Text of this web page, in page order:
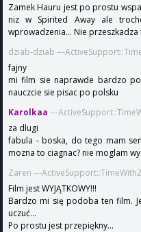
Zamek Hauru jest po prostu
niz w Spirited Away ale
wprowadzenia... Nie
dziab-dziab ---
fajny
mi film sie naprawde bardzo
nauczcie sie pisac po polsku
Karolkaa ---
za dlugi
fabula - boska, do tego mam
mozna to ciagnac? nie moglam
Zaren ---
Film jest WYJĄTKOWY!!!
Bardzo mi się podoba ten film.
uczuć...
Po prostu jest przepiękny...